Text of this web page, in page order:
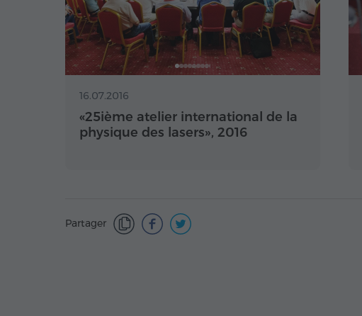
16.07.2016
«25ième atelier international de la
physique des lasers», 2016
Partager